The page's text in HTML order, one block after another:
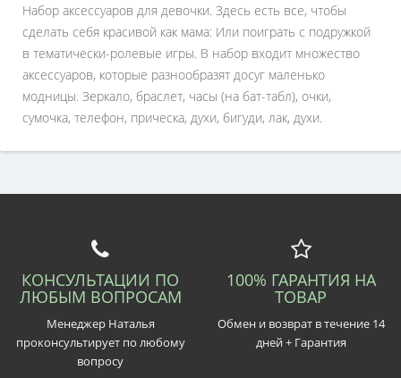
Набор аксессуаров для девочки. Здесь есть все, чтобы
сделать себя красивой как мама: Или поиграть с подружкой
в тематически-ролевые игры. В набор входит множество
аксессуаров, которые разнообразят досуг маленько
модницы. Зеркало, браслет, часы (на бат-табл), очки,
сумочка, телефон, прическа, духи, бигуди, лак, духи.
КОНСУЛЬТАЦИИ ПО
ЛЮБЫМ ВОПРОСАМ
Менеджер Наталья
проконсультирует по любому
вопросу
100% ГАРАНТИЯ НА
ТОВАР
Обмен и возврат в течение 14
дней + Гарантия